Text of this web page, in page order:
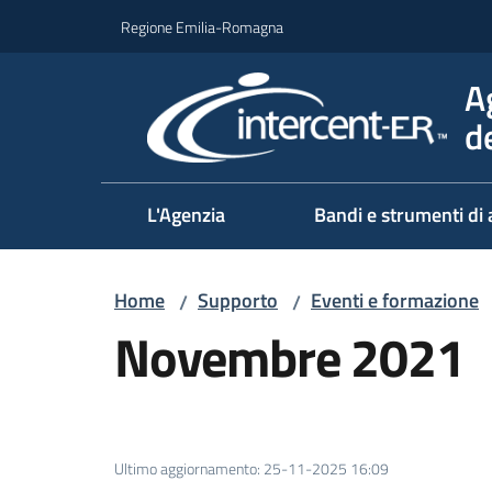
Regione Emilia-Romagna
L'Agenzia Bandi e strumenti di
Home / Supporto / Eventi e formazione
Novembre 2021
Ultimo aggiornamento: 25-11-2025 16:09